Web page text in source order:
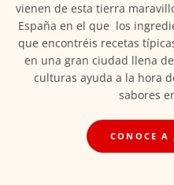
vienen de esta tierra
España en el que los
que encontréis recetas
en una gran ciudad llena
culturas ayuda a la hora
sabores
CONOCE A